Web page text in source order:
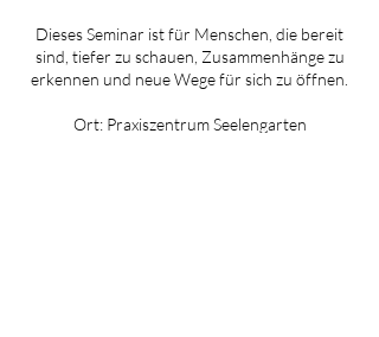
Dieses Seminar ist für Menschen, die bereit
sind, tiefer zu schauen, Zusammenhänge zu
erkennen und neue Wege für sich zu öffnen.
Ort: Praxiszentrum Seelengarten